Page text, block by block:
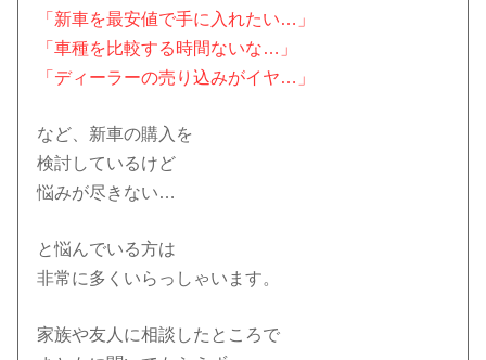
「新車を最安値で手に入れたい…」
「車種を比較する時間ないな…」
「ディーラーの売り込みがイヤ…」
など、新車の購入を
検討しているけど
悩みが尽きない…
と悩んでいる方は
非常に多くいらっしゃいます。
家族や友人に相談したところで